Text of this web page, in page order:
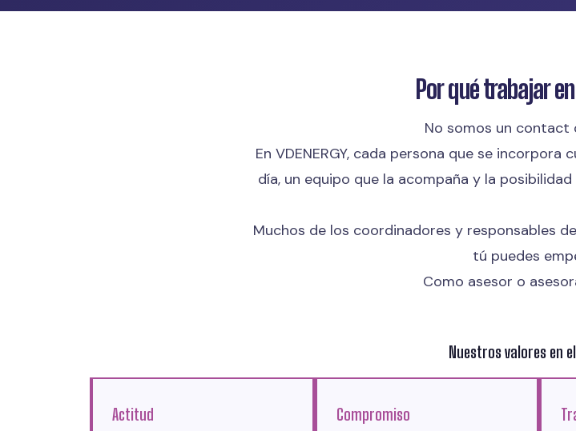
Por qué trabajar en
No somos un contact
En VDENERGY, cada persona que se
día, un equipo que la acompaña y la
Muchos de los coordinadores y responsables
tú puedes
Como asesor o
Nuestros valores en
Actitud Compromiso